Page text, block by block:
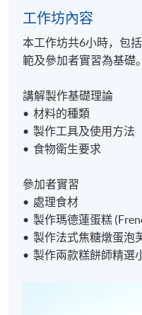
工作坊內容
本工作坊共6小時，包
範及參加者實習為基礎。
講解製作基礎理論
• 材料的種類
• 製作工具及使用方法
• 食物衛生要求
參加者實習
• 處理食材
• 製作瑪德蓮蛋糕
• 製作法式焦糖燉蛋泡
• 製作兩款糕餅師精選